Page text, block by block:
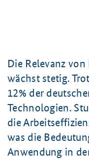
Die Relevanz
wächst stetig.
12% der
Technologien.
die
was die
Anwendung in